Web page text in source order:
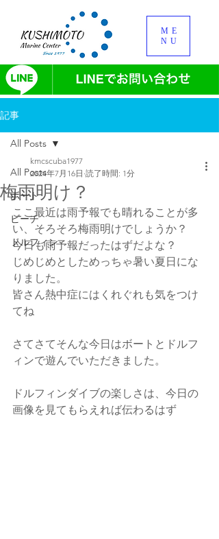
ME
NU
記事
All Posts
ボート
ビーチ
ドルフィン
All Posts
梅雨明け？
kmcscuba1977
2024年7月16日 読了時間: 1分
ここ最近は雨予報でも晴れることが多
い、そろそろ梅雨明けでしょうか？
今日も雨予報だったはずだよな？
じめじめとしためっちゃ暑い夏日にな
りました。
皆さん熱中症にはくれぐれも気をつけ
てね
さてさてそんな今日はボートとドルフ
ィンで遊んでいただきました。
ドルフィンダイブの楽しさは、今日の
画像を見てもらえれば伝わるはず